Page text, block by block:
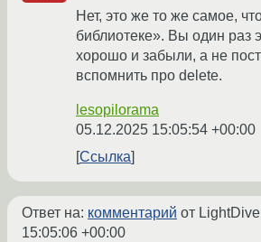
Нет, это же то же самое,
библиотеке». Вы один раз
хорошо и забыли, а не
вспомнить про delete.
lesopilorama
05.12.2025 15:05:54 +00:00
Ссылка
Ответ на: комментарий от
15:05:06 +00:00